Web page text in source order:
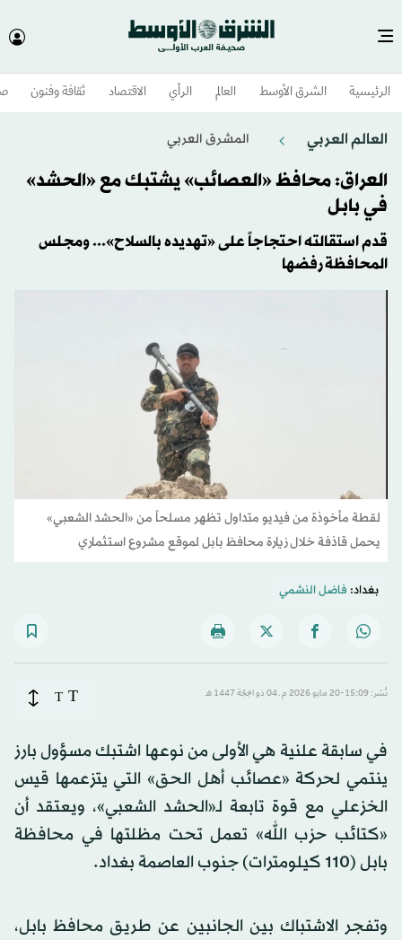
الرئيسية الشرق الأوسط​ العالم الرأي الاقتصاد ثقافة وفنون
العالم العربي المشرق العربي
العراق: محافظ «العصائب» يشتبك مع «الحشد»
في بابل
قدم استقالته احتجاجاً على «تهديده بالسلاح»... ومجلس
المحافظة رفضها
لقطة مأخوذة من فيديو متداول تظهر مسلحاً من «الحشد الشعبي»
يحمل قاذفة خلال زيارة محافظ بابل لموقع مشروع استثماري
بغداد: فاضل النشمي
نُشر: 15:09-20 مايو 2026 م ـ 04 ذو الحِجّة 1447 هـ T
T
في سابقة علنية هي الأولى من نوعها اشتبك مسؤول بارز
ينتمي لحركة «عصائب أهل الحق» التي يتزعمها قيس
الخزعلي مع قوة تابعة لـ«الحشد الشعبي»، ويعتقد أن
«كتائب حزب الله» تعمل تحت مظلتها في محافظة
بابل (110 كيلومترات) جنوب العاصمة بغداد.
وتفجر الاشتباك بين الجانبين عن طريق محافظ بابل،